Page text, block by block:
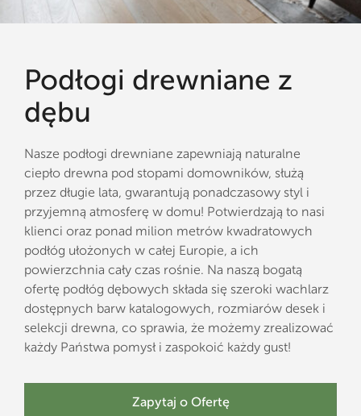
Podłogi drewniane z
dębu
Nasze podłogi drewniane zapewniają naturalne
ciepło drewna pod stopami domowników, służą
przez długie lata, gwarantują ponadczasowy styl i
przyjemną atmosferę w domu! Potwierdzają to nasi
klienci oraz ponad milion metrów kwadratowych
podłóg ułożonych w całej Europie, a ich
powierzchnia cały czas rośnie. Na naszą bogatą
ofertę podłóg dębowych składa się szeroki wachlarz
dostępnych barw katalogowych, rozmiarów desek i
selekcji drewna, co sprawia, że możemy zrealizować
każdy Państwa pomysł i zaspokoić każdy gust!
Zapytaj o Ofertę